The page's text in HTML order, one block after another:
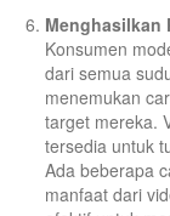
Menghasilkan
Konsumen
dari semua
menemukan
target mereka.
tersedia untuk
Ada beberapa
manfaat dari